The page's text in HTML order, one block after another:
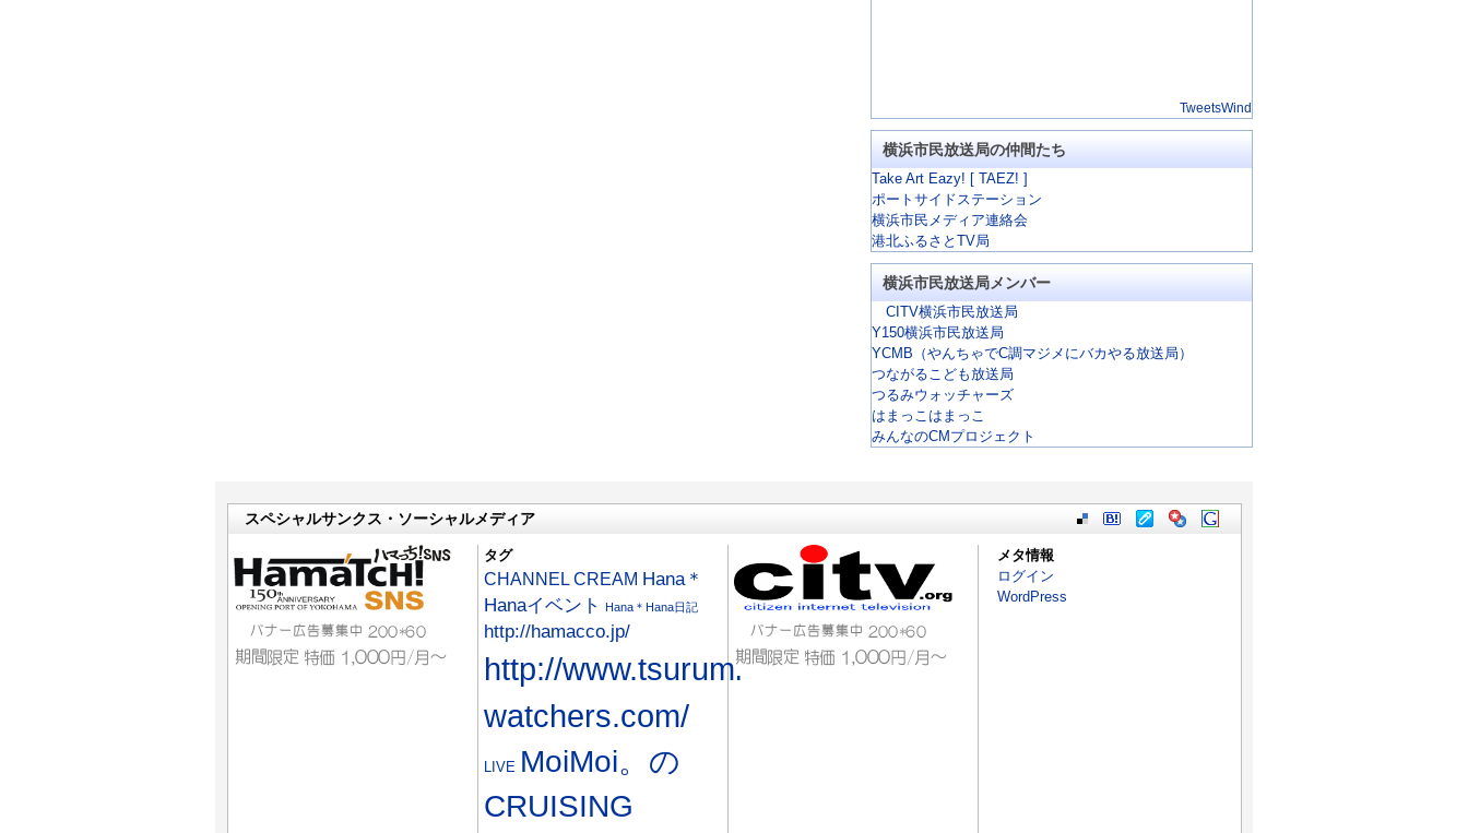
TweetsWind
横浜市民放送局の仲間たち
Take Art Eazy! [ TAEZ! ]
ポートサイドステーション
横浜市民メディア連絡会
港北ふるさとTV局
横浜市民放送局メンバー
CITV横浜市民放送局
Y150横浜市民放送局
YCMB（やんちゃでC調マジメにバカやる放送局）
つながるこども放送局
つるみウォッチャーズ
はまっこはまっこ
みんなのCMプロジェクト
スペシャルサンクス・ソーシャルメディア
タグ
CHANNEL CREAM Hana＊
Hanaイベント
Hana＊Hana日記
http://hamacco.jp/
http://www.tsurumi-
watchers.com/
LIVE MoiMoi。の
CRUISING
メタ情報
ログイン
WordPress